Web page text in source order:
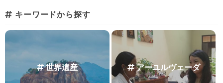
キーワードから探す
世界遺産 アーユルヴェーダ